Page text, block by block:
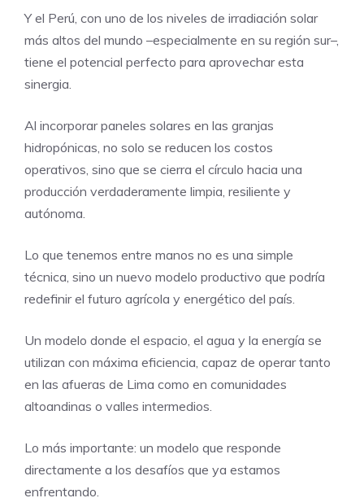
Y el Perú, con uno de los niveles de irradiación solar
más altos del mundo –especialmente en su región sur–,
tiene el potencial perfecto para aprovechar esta
sinergia.
Al incorporar paneles solares en las granjas
hidropónicas, no solo se reducen los costos
operativos, sino que se cierra el círculo hacia una
producción verdaderamente limpia, resiliente y
autónoma.
Lo que tenemos entre manos no es una simple
técnica, sino un nuevo modelo productivo que podría
redefinir el futuro agrícola y energético del país.
Un modelo donde el espacio, el agua y la energía se
utilizan con máxima eficiencia, capaz de operar tanto
en las afueras de Lima como en comunidades
altoandinas o valles intermedios.
Lo más importante: un modelo que responde
directamente a los desafíos que ya estamos
enfrentando.